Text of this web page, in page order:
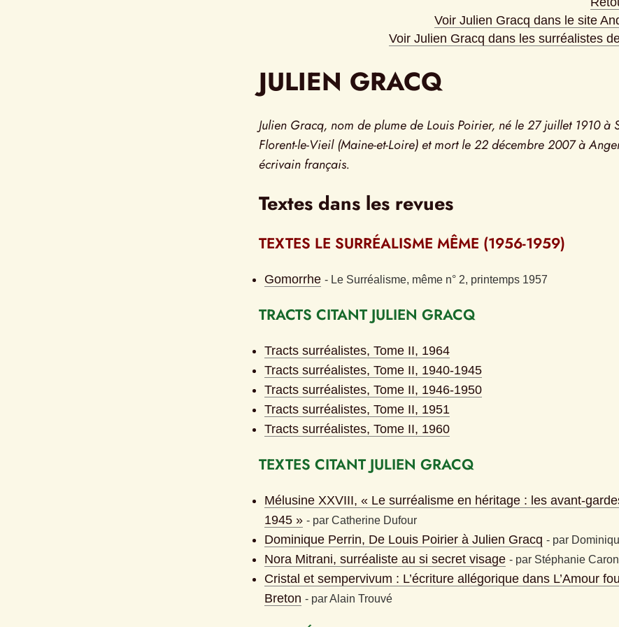
Voir Julien Gracq dans le site
Voir Julien Gracq dans les surréalistes
JULIEN GRACQ
Julien Gracq, nom de plume de Louis Poirier, né le 27 juillet 1910 à
Florent-le-Vieil (Maine-et-Loire) et mort le 22 décembre 2007 à
écrivain français.
Textes dans les revues
TEXTES LE SURRÉALISME MÊME (1956-1959)
Gomorrhe - Le Surréalisme, même n° 2, printemps 1957
TRACTS CITANT JULIEN GRACQ
Tracts surréalistes, Tome II, 1964
Tracts surréalistes, Tome II, 1940-1945
Tracts surréalistes, Tome II, 1946-1950
Tracts surréalistes, Tome II, 1951
Tracts surréalistes, Tome II, 1960
TEXTES CITANT JULIEN GRACQ
Mélusine XXVIII, « Le surréalisme en héritage : les avant-
1945 » - par Catherine Dufour
Dominique Perrin, De Louis Poirier à Julien Gracq - par
Nora Mitrani, surréaliste au si secret visage - par Stéphanie Caron
Cristal et sempervivum : L’écriture allégorique dans L’Amour
Breton - parAlain Trouvé